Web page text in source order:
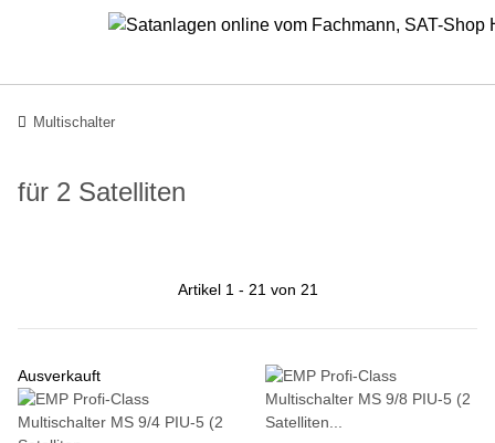
Multischalter
für 2 Satelliten
Artikel 1 - 21 von 21
Ausverkauft